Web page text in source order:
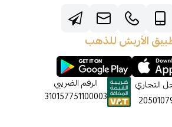
الأربش للذهب
التجاري
الرقم الضريبي
310157751100003